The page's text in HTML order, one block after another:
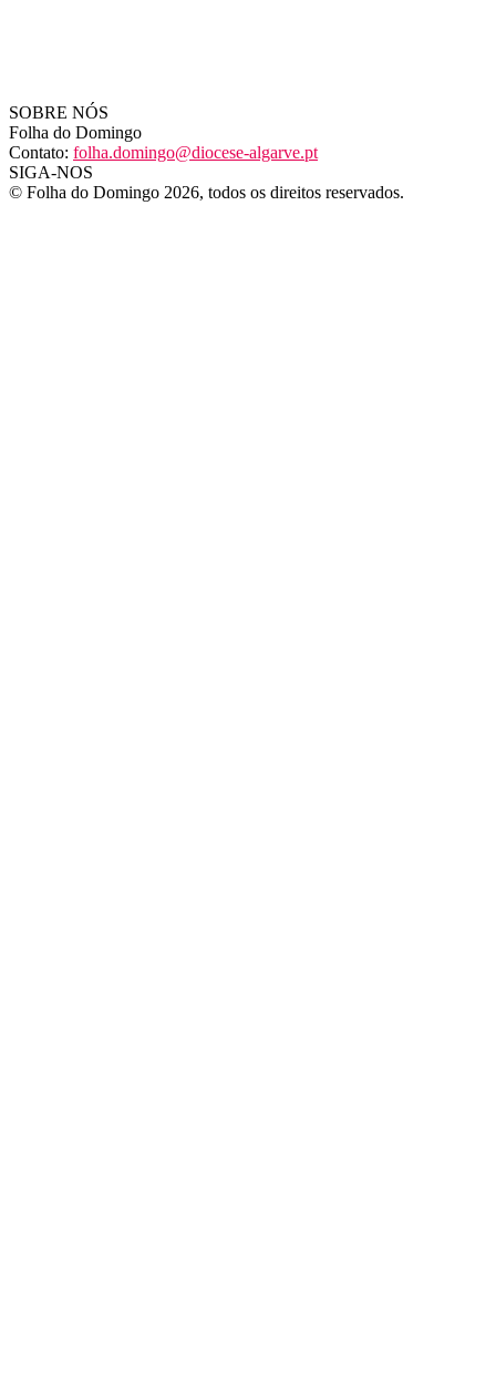
SOBRE NÓS
Folha do Domingo
Contato: folha.domingo@diocese-algarve.pt
SIGA-NOS
© Folha do Domingo 2026, todos os direitos reservados.